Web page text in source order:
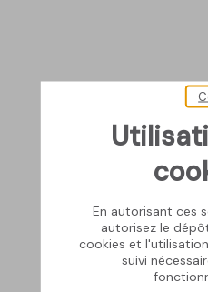
En autorisant ces
autorisez le
cookies et
suivi